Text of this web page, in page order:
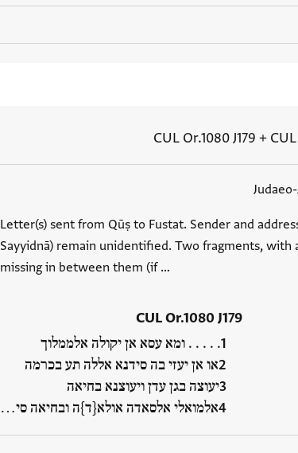
+
CUL Or.1080 J179
Letter(s) sent from Qūṣ to Fustat. Sender and
Sayyidnā) remain unidentified. Two fragments, with
missing in between them (if …
CUL Or.1080 J179
. . . . . ומא עסא אן יקולה אלממלוך
או אן יעזי בה סידנא אללה תע בכרמה
יעוצה בגן עדן ויעוצנא בחיאה
אלמואלי אלסאדה אולא{ד}ה ובחיאה סי…